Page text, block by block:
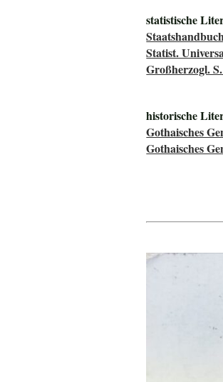
statistische
Statist.
Großherzogl.
historische
Gothaisches
Gothaisches